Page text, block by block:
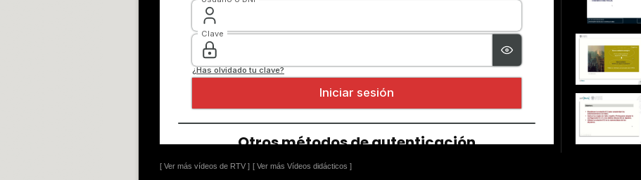
[ Ver más vídeos de RTV ] [ Ver más Vídeos didácticos ]